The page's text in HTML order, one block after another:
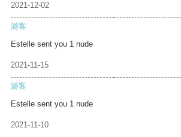
2021-12-02
游客
Estelle sent you 1 nude
2021-11-15
游客
Estelle sent you 1 nude
2021-11-10